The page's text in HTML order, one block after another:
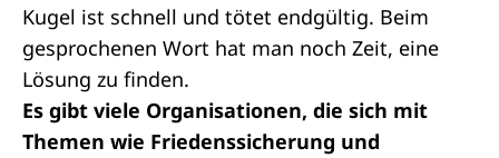
Kugel ist schnell und tötet endgültig. Beim
gesprochenen Wort hat man noch Zeit, eine
Lösung zu finden.
Es gibt viele Organisationen, die sich mit
Themen wie Friedenssicherung und